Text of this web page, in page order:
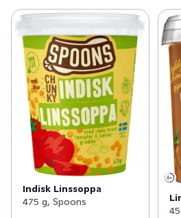
Indisk Linssoppa
475 g, Spoons